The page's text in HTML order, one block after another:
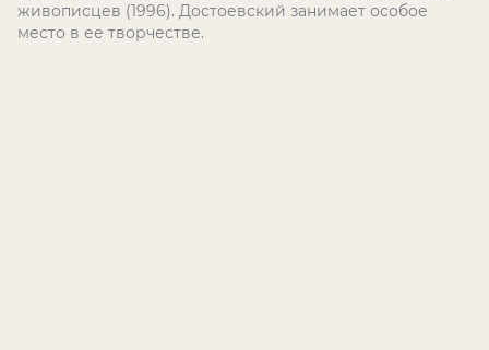
живописцев (1996). Достоевский занимает особое
место в ее творчестве.